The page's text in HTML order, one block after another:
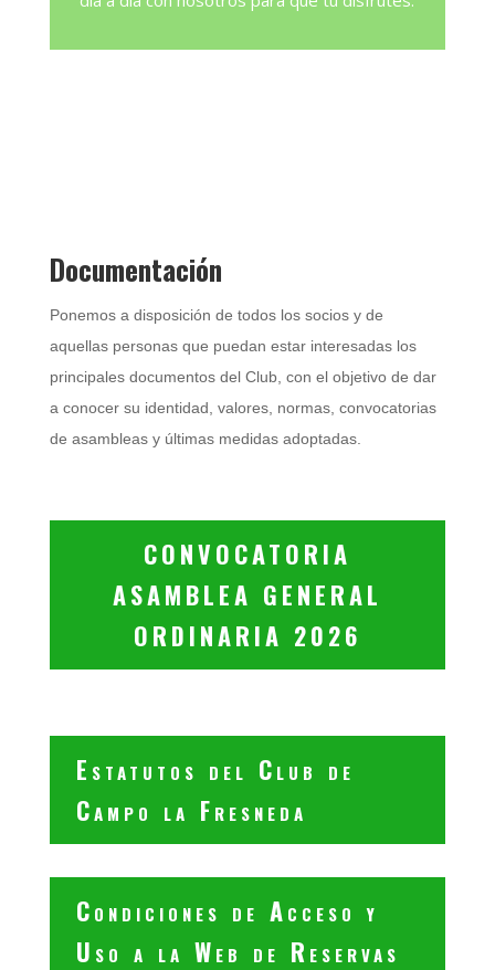
Documentación
Ponemos a disposición de todos los socios y de
aquellas personas que puedan estar interesadas los
principales documentos del Club, con el objetivo de dar
a conocer su identidad, valores, normas, convocatorias
de asambleas y últimas medidas adoptadas.
CONVOCATORIA
ASAMBLEA GENERAL
ORDINARIA 2026
Estatutos del Club de
Campo la Fresneda
Condiciones de Acceso y
Uso a la Web de Reservas